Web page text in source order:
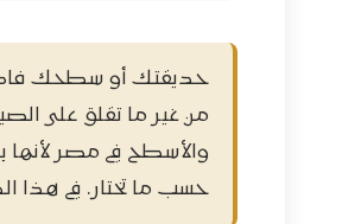
حديقتك أو سطحك
من غير ما تقلق على
والأسطح في مصر
حسب ما تختار. في هذا